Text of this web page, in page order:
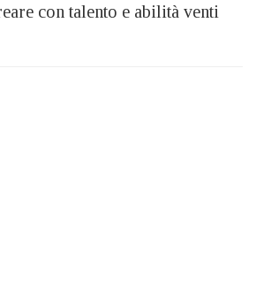
con talento e abilità venti